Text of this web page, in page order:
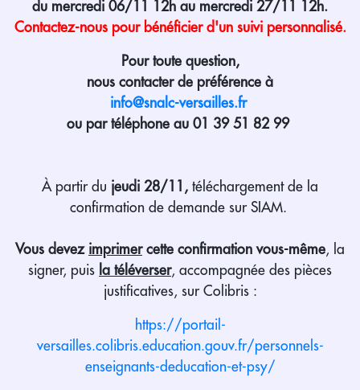
du mercredi 06/11 12h au mercredi 27/11 12h.
Contactez-nous pour bénéficier d'un suivi personnalisé.
Pour toute question,
nous contacter de préférence à
info@snalc-versailles.fr
ou par téléphone au 01 39 51 82 99
À partir du jeudi 28/11, téléchargement de la
confirmation de demande sur SIAM.
Vous devez imprimer cette confirmation vous-même, la
signer, puis la téléverser, accompagnée des pièces
justificatives, sur Colibris :
https://portail-
versailles.colibris.education.gouv.fr/personnels-
enseignants-deducation-et-psy/